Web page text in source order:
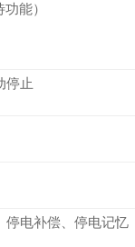
能）
停止
停电补偿、停电记忆